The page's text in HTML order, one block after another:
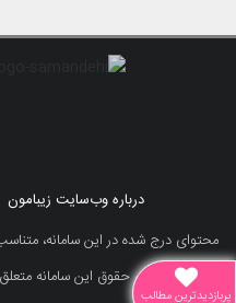
درباره وب‌سایت زیبامون
محتوای درج شده در این سامانه،
تمامی حقوق این سامانه
پربازدیدترین مطالب